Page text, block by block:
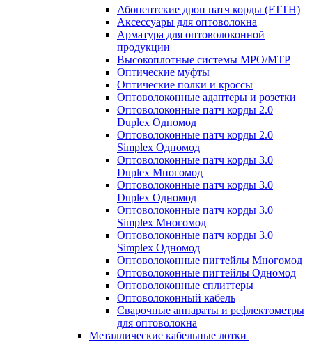
Абонентские дроп патч корды (FTTH)
Аксессуары для оптоволокна
Арматура для оптоволоконной
продукции
Высокоплотные системы MPO/MTP
Оптические муфты
Оптические полки и кроссы
Оптоволоконные адаптеры и розетки
Оптоволоконные патч корды 2.0
Duplex Одномод
Оптоволоконные патч корды 2.0
Simplex Одномод
Оптоволоконные патч корды 3.0
Duplex Многомод
Оптоволоконные патч корды 3.0
Duplex Одномод
Оптоволоконные патч корды 3.0
Simplex Многомод
Оптоволоконные патч корды 3.0
Simplex Одномод
Оптоволоконные пигтейлы Многомод
Оптоволоконные пигтейлы Одномод
Оптоволоконные сплиттеры
Оптоволоконный кабель
Сварочные аппараты и рефлектометры
для оптоволокна
Металлические кабельные лотки